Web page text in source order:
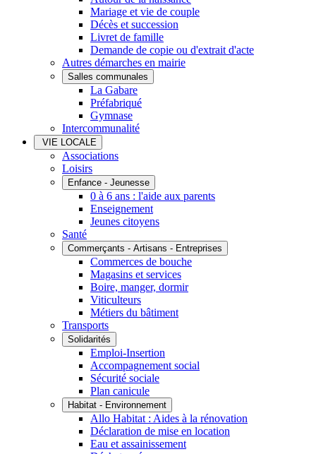
Mariage et vie de couple
Décès et succession
Livret de famille
Demande de copie ou d'extrait d'acte
Autres démarches en mairie
Salles communales
La Gabare
Préfabriqué
Gymnase
Intercommunalité
VIE LOCALE
Associations
Loisirs
Enfance - Jeunesse
0 à 6 ans : l'aide aux parents
Enseignement
Jeunes citoyens
Santé
Commerçants - Artisans - Entreprises
Commerces de bouche
Magasins et services
Boire, manger, dormir
Viticulteurs
Métiers du bâtiment
Transports
Solidarités
Emploi-Insertion
Accompagnement social
Sécurité sociale
Plan canicule
Habitat - Environnement
Allo Habitat : Aides à la rénovation
Déclaration de mise en location
Eau et assainissement